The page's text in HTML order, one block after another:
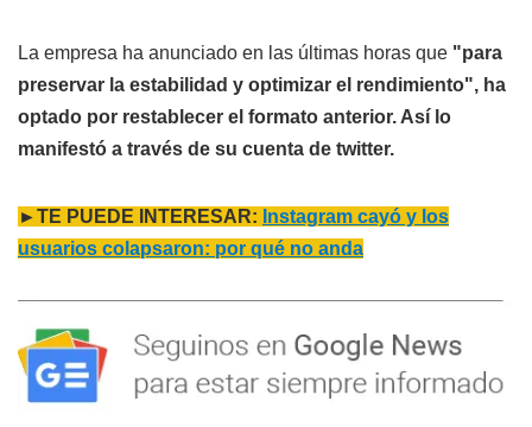
La empresa ha anunciado en las últimas horas que "para
preservar la estabilidad y optimizar el rendimiento", ha
optado por restablecer el formato anterior. Así lo
manifestó a través de su cuenta de twitter.
►TE PUEDE INTERESAR: Instagram cayó y los
usuarios colapsaron: por qué no anda